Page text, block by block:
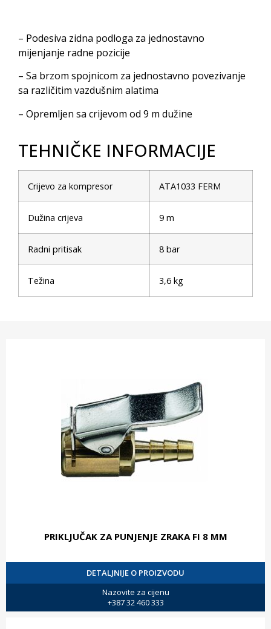
– Podesiva zidna podloga za jednostavno
mijenjanje radne pozicije
– Sa brzom spojnicom za jednostavno povezivanje
sa različitim vazdušnim alatima
– Opremljen sa crijevom od 9 m dužine
TEHNIČKE INFORMACIJE
Crijevo za kompresor ATA1033 FERM
Dužina crijeva 9 m
Radni pritisak 8 bar
Težina 3,6 kg
PRIKLJUČAK ZA PUNJENJE ZRAKA FI 8 MM
DETALJNIJE O PROIZVODU
Nazovite za cijenu
+387 32 460 333